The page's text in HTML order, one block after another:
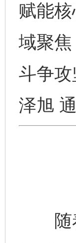
赋能
域聚
斗争
泽旭
随着